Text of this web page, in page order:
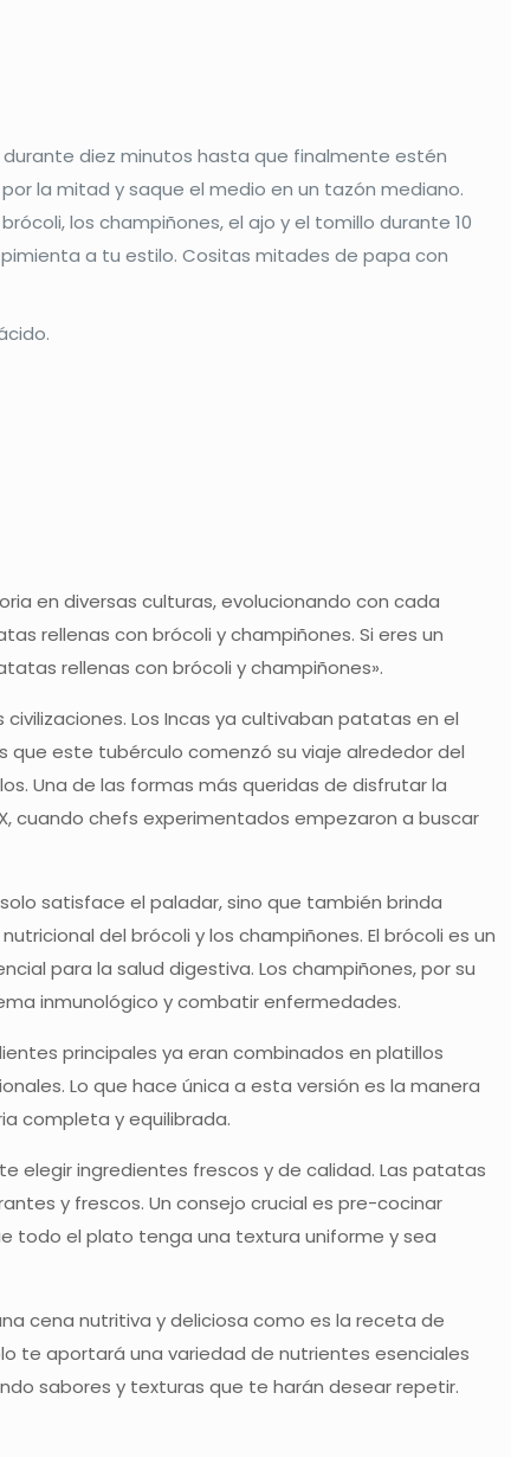
diez minutos hasta que finalmente estén
la mitad y saque el medio en un tazón mediano.
los champiñones, el ajo y el tomillo durante 10
a tu estilo. Cositas mitades de papa con
en diversas culturas, evolucionando con cada
rellenas con brócoli y champiñones. Si eres un
rellenas con brócoli y champiñones».
Los Incas ya cultivaban patatas en el
este tubérculo comenzó su viaje alrededor del
Una de las formas más queridas de disfrutar la
cuando chefs experimentados empezaron a buscar
satisface el paladar, sino que también brinda
del brócoli y los champiñones. El brócoli es un
para la salud digestiva. Los champiñones, por su
inmunológico y combatir enfermedades.
principales ya eran combinados en platillos
Lo que hace única a esta versión es la manera
completa y equilibrada.
elegir ingredientes frescos y de calidad. Las patatas
y frescos. Un consejo crucial es pre-cocinar
todo el plato tenga una textura uniforme y sea
cena nutritiva y deliciosa como es la receta de
te aportará una variedad de nutrientes esenciales
sabores y texturas que te harán desear repetir.